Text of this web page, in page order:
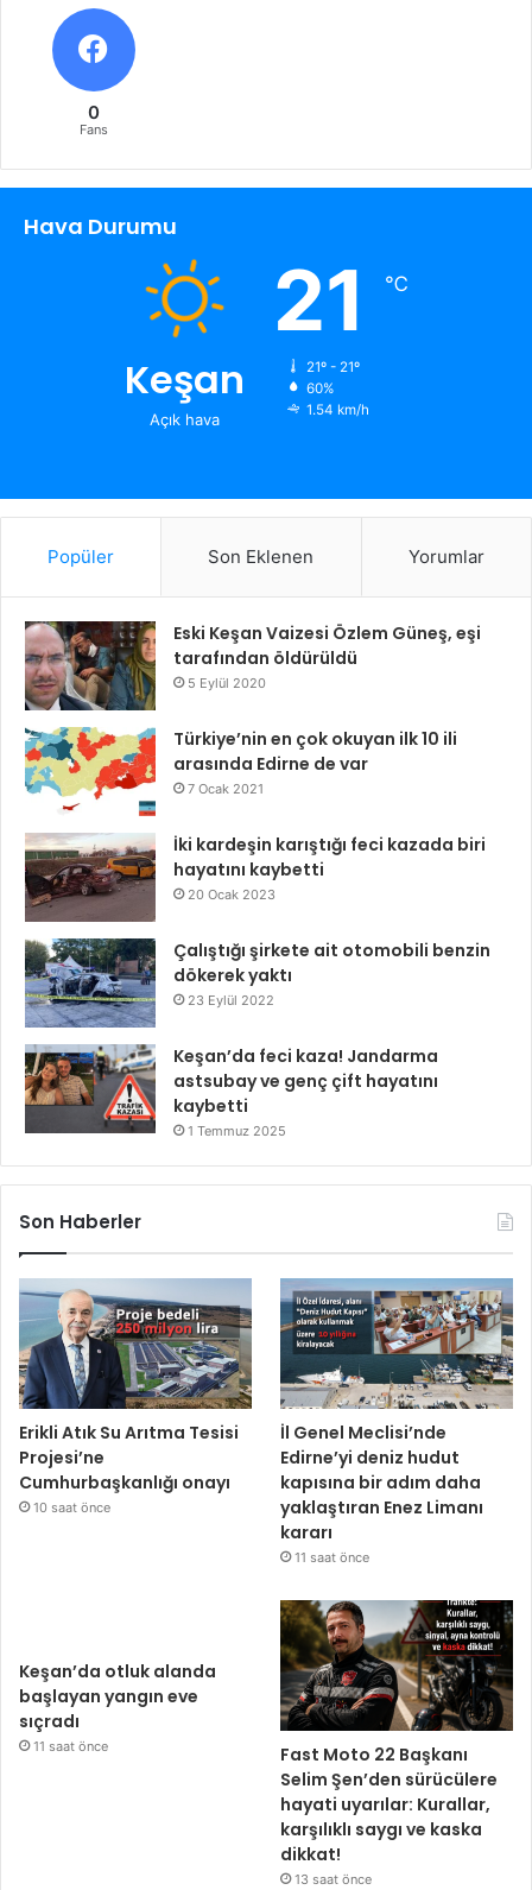
0
Fans
Hava Durumu
Keşan
Açık hava
21 ℃
21º - 21º
60%
1.54 km/h
Popüler Son Eklenen Yorumlar
Eski Keşan Vaizesi Özlem Güneş, eşi
tarafından öldürüldü
5 Eylül 2020
Türkiye’nin en çok okuyan ilk 10 ili
arasında Edirne de var
7 Ocak 2021
İki kardeşin karıştığı feci kazada biri
hayatını kaybetti
20 Ocak 2023
Çalıştığı şirkete ait otomobili benzin
dökerek yaktı
23 Eylül 2022
Keşan’da feci kaza! Jandarma
astsubay ve genç çift hayatını
kaybetti
1 Temmuz 2025
Son Haberler
Erikli Atık Su Arıtma Tesisi
Projesi’ne
Cumhurbaşkanlığı onayı
10 saat önce
İl Genel Meclisi’nde
Edirne’yi deniz hudut
kapısına bir adım daha
yaklaştıran Enez Limanı
kararı
11 saat önce
Keşan’da otluk alanda
başlayan yangın eve
sıçradı
11 saat önce
Fast Moto 22 Başkanı
Selim Şen’den sürücülere
hayati uyarılar: Kurallar,
karşılıklı saygı ve kaska
dikkat!
13 saat önce